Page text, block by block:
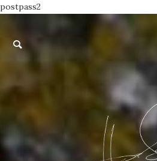
postpass2